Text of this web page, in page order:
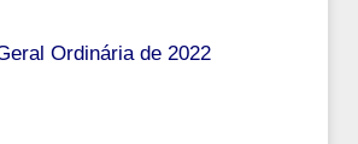
Ordinária de 2022